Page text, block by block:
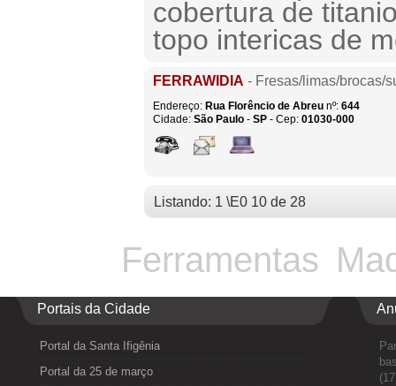
cobertura de
topo intericas de
FERRAWIDIA - Fresas/limas/brocas/
Endereço: Rua Florêncio de Abreu nº: 644
Cidade: São Paulo - SP - Cep: 01030-000
Listando: 1 \E0 10 de 28
Ferramentas
Portais da Cidade
Portal da Santa Ifigênia
Portal da 25 de março